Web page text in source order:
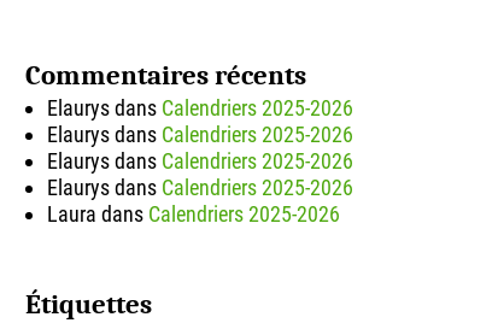
Commentaires récents
Elaurysdans Calendriers 2025-2026
Elaurysdans Calendriers 2025-2026
Elaurysdans Calendriers 2025-2026
Elaurysdans Calendriers 2025-2026
Laura dans Calendriers 2025-2026
Étiquettes